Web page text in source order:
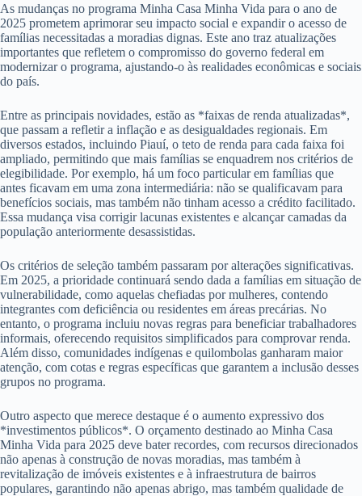
As mudanças no programa Minha Casa Minha Vida para o ano de
2025 prometem aprimorar seu impacto social e expandir o acesso de
famílias necessitadas a moradias dignas. Este ano traz atualizações
importantes que refletem o compromisso do governo federal em
modernizar o programa, ajustando-o às realidades econômicas e sociais
do país.
Entre as principais novidades, estão as *faixas de renda atualizadas*,
que passam a refletir a inflação e as desigualdades regionais. Em
diversos estados, incluindo Piauí, o teto de renda para cada faixa foi
ampliado, permitindo que mais famílias se enquadrem nos critérios de
elegibilidade. Por exemplo, há um foco particular em famílias que
antes ficavam em uma zona intermediária: não se qualificavam para
benefícios sociais, mas também não tinham acesso a crédito facilitado.
Essa mudança visa corrigir lacunas existentes e alcançar camadas da
população anteriormente desassistidas.
Os critérios de seleção também passaram por alterações significativas.
Em 2025, a prioridade continuará sendo dada a famílias em situação de
vulnerabilidade, como aquelas chefiadas por mulheres, contendo
integrantes com deficiência ou residentes em áreas precárias. No
entanto, o programa incluiu novas regras para beneficiar trabalhadores
informais, oferecendo requisitos simplificados para comprovar renda.
Além disso, comunidades indígenas e quilombolas ganharam maior
atenção, com cotas e regras específicas que garantem a inclusão desses
grupos no programa.
Outro aspecto que merece destaque é o aumento expressivo dos
*investimentos públicos*. O orçamento destinado ao Minha Casa
Minha Vida para 2025 deve bater recordes, com recursos direcionados
não apenas à construção de novas moradias, mas também à
revitalização de imóveis existentes e à infraestrutura de bairros
populares, garantindo não apenas abrigo, mas também qualidade de